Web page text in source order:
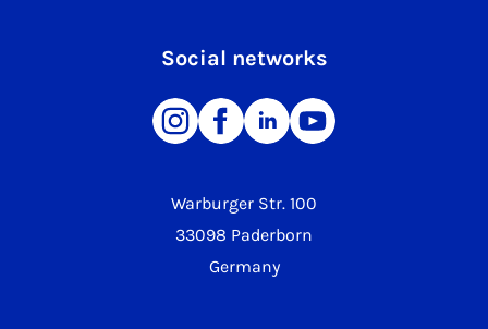
Warburger Str. 100
33098 Paderborn
Germany
Social networks